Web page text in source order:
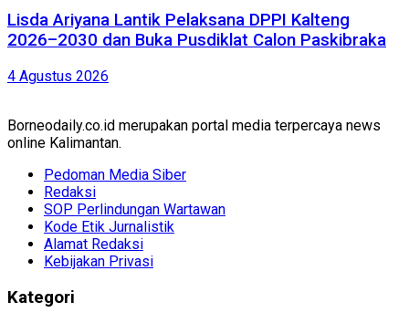
Lisda Ariyana Lantik Pelaksana DPPI Kalteng
2026–2030 dan Buka Pusdiklat Calon Paskibraka
4 Agustus 2026
Borneodaily.co.id merupakan portal media terpercaya news
online Kalimantan.
Pedoman Media Siber
Redaksi
SOP Perlindungan Wartawan
Kode Etik Jurnalistik
Alamat Redaksi
Kebijakan Privasi
Kategori